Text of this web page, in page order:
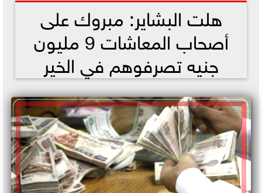
هلت البشاير: مبروك على
أصحاب المعاشات 9 مليون
جنيه تصرفوهم في الخير